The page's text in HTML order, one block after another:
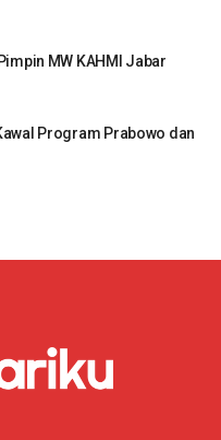
MW KAHMI Jabar
Program Prabowo dan